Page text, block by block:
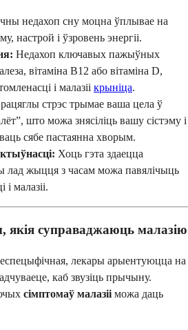
недахоп сну моцна ўплывае на
настрой і ўзровень энергіі.
Недахоп ключавых пажыўных
вітаміна B12 або вітаміна D,
і малазіі крыніца.
стрэс трымае ваша цела ў
што можа знясіліць вашу сістэму і
сябе пастаянна хворым.
Хоць гэта здаецца
лад жыцця з часам можа павялічыць
малазіі.
якія суправаджаюць малазію
лекары арыентуюцца на
каб звузіць прычыну.
сімптомаў малазіі можа даць